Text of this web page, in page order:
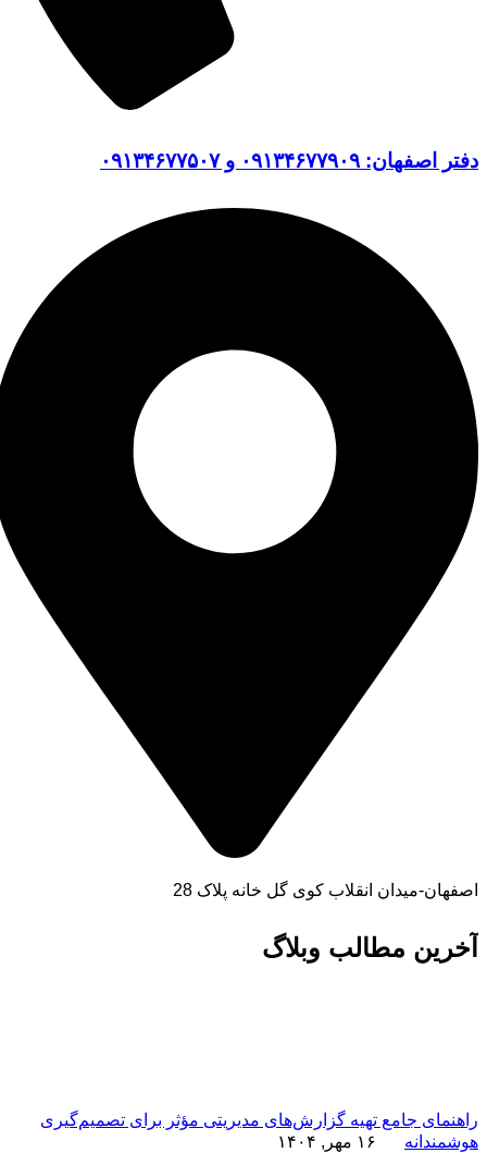
دفتر اصفهان: ۰۹۱۳۴۶۷۷۹۰۹ و ۰۹۱۳۴۶۷۷۵۰۷
اصفهان-میدان انقلاب کوی گل خانه پلاک 28
آخرین مطالب وبلاگ
راهنمای جامع تهیه گزارش‌های مدیریتی مؤثر برای تصمیم‌گیری
هوشمندانه